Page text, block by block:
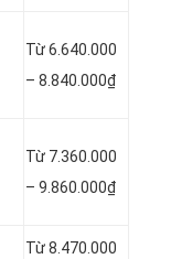
Từ 6.640.000
– 8.840.000₫
Từ 7.360.000
– 9.860.000₫
Từ 8.470.000